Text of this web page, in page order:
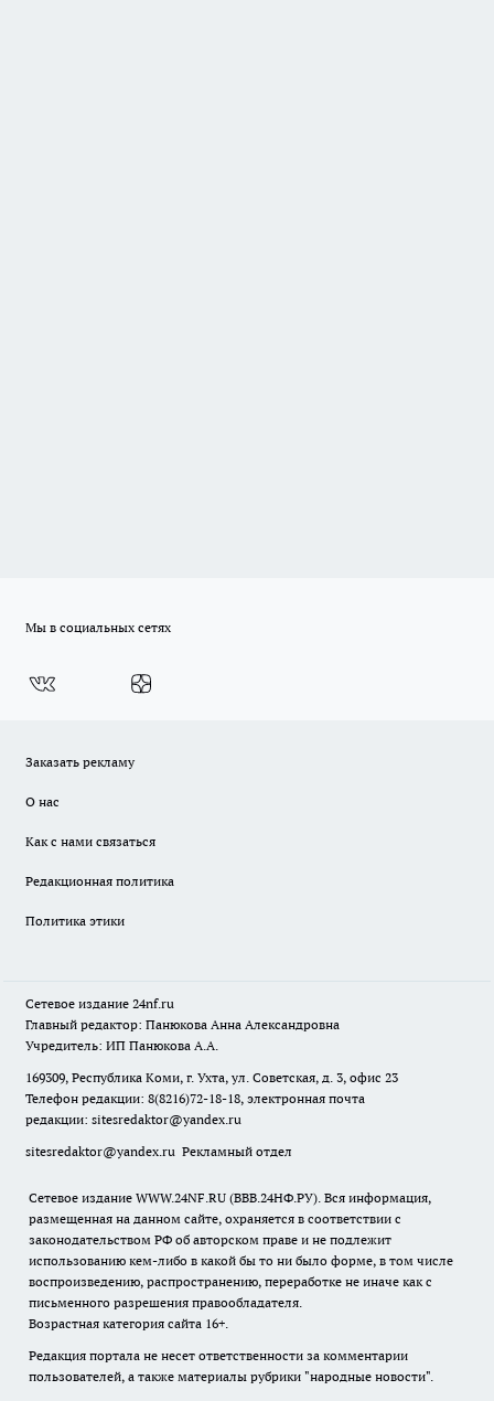
Мы в социальных сетях
Заказать рекламу
О нас
Как с нами связаться
Редакционная политика
Политика этики
Сетевое издание 24nf.ru
Главный редактор: Панюкова Анна Александровна
Учредитель: ИП Панюкова А.А.
169309, Республика Коми, г. Ухта, ул. Советская, д. 3, офис 23
Телефон редакции: 8(8216)72-18-18, электронная почта
редакции: sitesredaktor@yandex.ru
sitesredaktor@yandex.ru Рекламный отдел
Сетевое издание WWW.24NF.RU (ВВВ.24НФ.РУ). Вся информация,
размещенная на данном сайте, охраняется в соответствии с
законодательством РФ об авторском праве и не подлежит
использованию кем-либо в какой бы то ни было форме, в том числе
воспроизведению, распространению, переработке не иначе как с
письменного разрешения правообладателя.
Возрастная категория сайта 16+.
Редакция портала не несет ответственности за комментарии
пользователей, а также материалы рубрики "народные новости".